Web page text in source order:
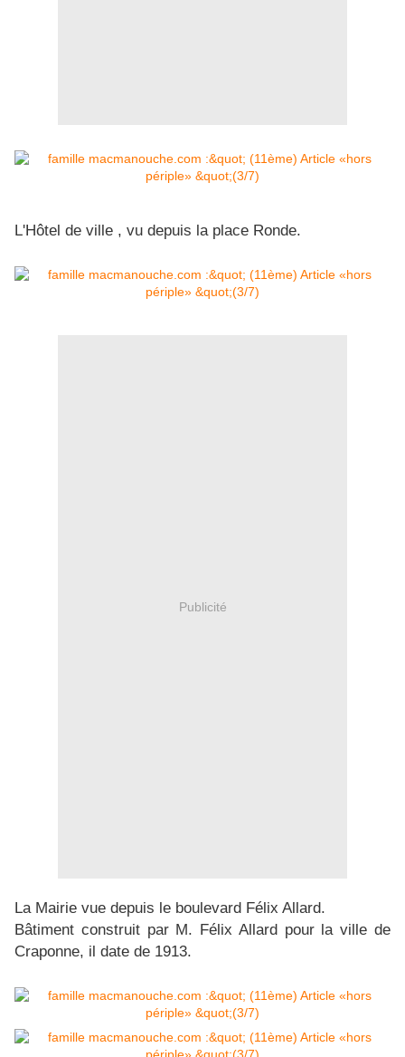
L'Hôtel de ville , vu depuis la place Ronde.
Publicité
La Mairie vue depuis le boulevard Félix Allard.
Bâtiment construit par M. Félix Allard pour la ville de
Craponne, il date de 1913.